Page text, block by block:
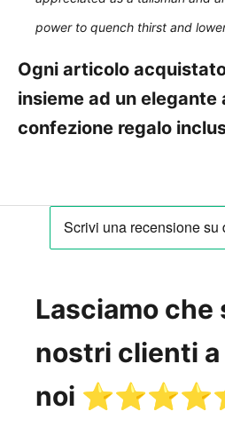
power to quench thirst and
Ogni articolo
insieme ad un elegante
confezione regalo
Lasciamo che
nostri clienti a
noi